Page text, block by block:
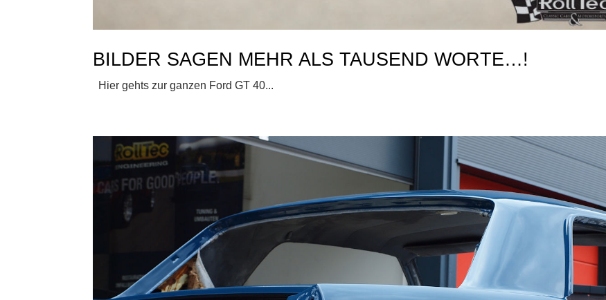
BILDER SAGEN MEHR ALS TAUSEND WORTE…!
Hier gehts zur ganzen Ford GT 40...